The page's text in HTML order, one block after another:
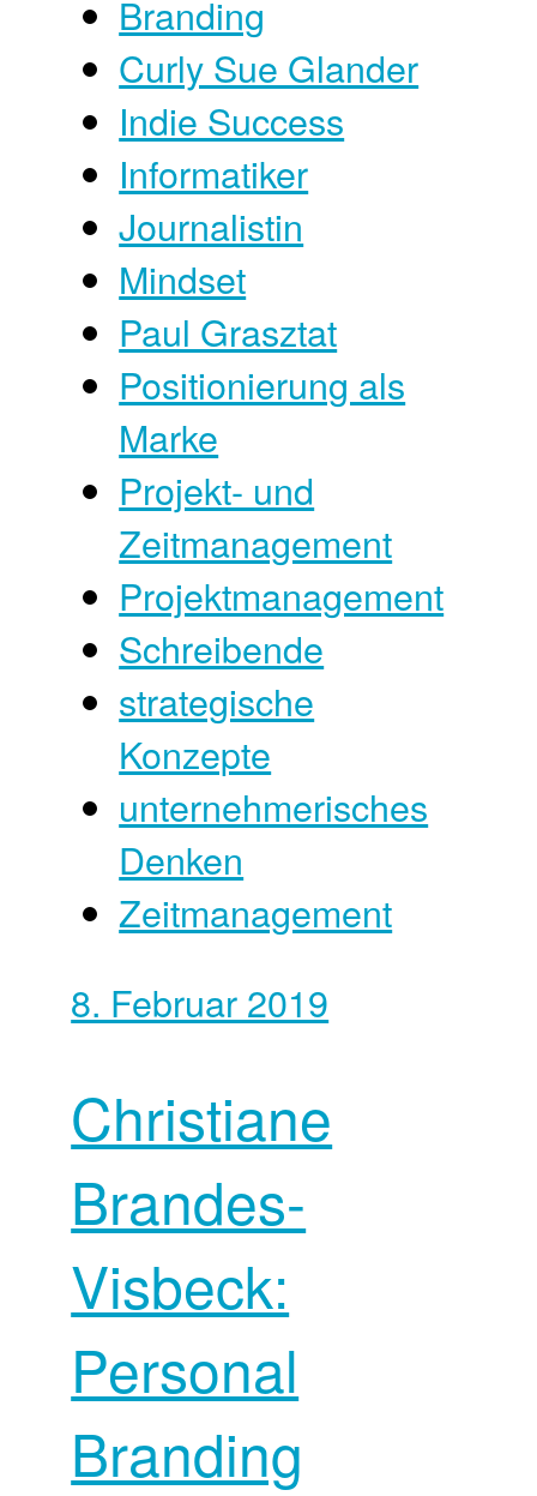
Branding
Curly Sue Glander
Indie Success
Informatiker
Journalistin
Mindset
Paul Grasztat
Positionierung als
Marke
Projekt- und
Zeitmanagement
Projektmanagement
Schreibende
strategische
Konzepte
unternehmerisches
Denken
Zeitmanagement
8. Februar 2019
Christiane
Brandes-
Visbeck:
Personal
Branding